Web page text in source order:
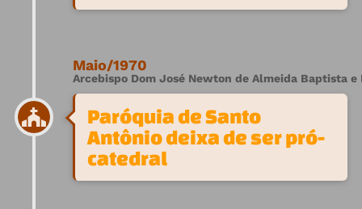
Maio/1970
Arcebispo Dom José Newton de Almeida Baptista
Paróquia de Santo
Antônio deixa de ser pró-
catedral